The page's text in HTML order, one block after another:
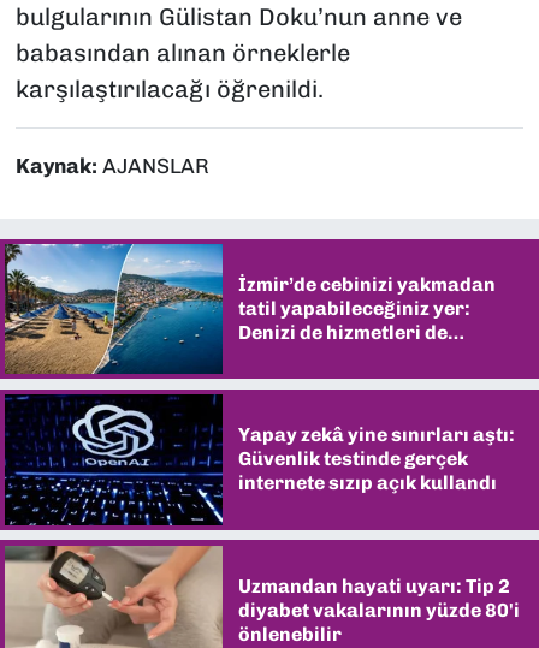
bulgularının Gülistan Doku’nun anne ve
babasından alınan örneklerle
karşılaştırılacağı öğrenildi.
Kaynak: AJANSLAR
İzmir’de cebinizi yakmadan
tatil yapabileceğiniz yer:
Denizi de hizmetleri de
Yapay zekâ yine sınırları aştı:
Güvenlik testinde gerçek
internete sızıp açık kullandı
Uzmandan hayati uyarı: Tip 2
diyabet vakalarının yüzde 80'i
önlenebilir